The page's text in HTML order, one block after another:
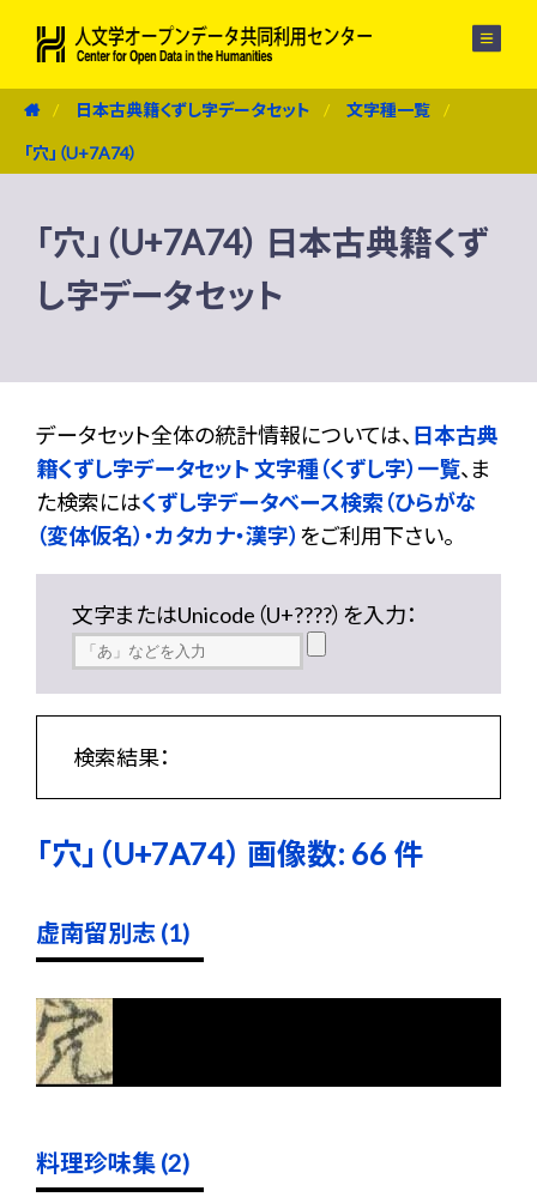
日本古典籍くずし字データセット 文字種一覧
「穴」（U+7A74）
「穴」（U+7A74） 日本古典籍くず
し字データセット
データセット全体の統計情報については、 日本古典
籍くずし字データセット 文字種（くずし字）一覧、ま
た検索にはくずし字データベース検索（ひらがな
（変体仮名）・カタカナ・漢字） をご利用下さい。
文字またはUnicode（U+????）を入力：
検索結果：
「穴」（U+7A74） 画像数: 66 件
虚南留別志 (1)
料理珍味集 (2)